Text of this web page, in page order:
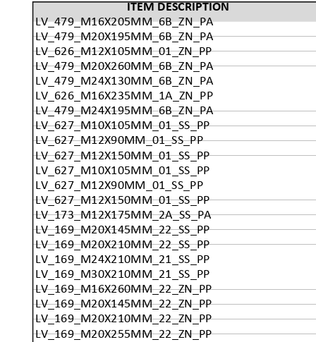
ITEM DESCRIPTION
LV_479_M16X205MM_6B_ZN_PA
LV_479_M20X195MM_6B_ZN_PA
LV_626_M12X105MM_01_ZN_PP
LV_479_M20X260MM_6B_ZN_PA
LV_479_M24X130MM_6B_ZN_PA
LV_626_M16X235MM_1A_ZN_PP
LV_479_M24X195MM_6B_ZN_PA
LV_627_M10X105MM_01_SS_PP
LV_627_M12X90MM_01_SS_PP
LV_627_M12X150MM_01_SS_PP
LV_627_M10X105MM_01_SS_PP
LV_627_M12X90MM_01_SS_PP
LV_627_M12X150MM_01_SS_PP
LV_173_M12X175MM_2A_SS_PA
LV_169_M20X145MM_22_SS_PP
LV_169_M20X210MM_22_SS_PP
LV_169_M24X210MM_21_SS_PP
LV_169_M30X210MM_21_SS_PP
LV_169_M16X260MM_22_ZN_PP
LV_169_M20X145MM_22_ZN_PP
LV_169_M20X210MM_22_ZN_PP
LV_169_M20X255MM_22_ZN_PP